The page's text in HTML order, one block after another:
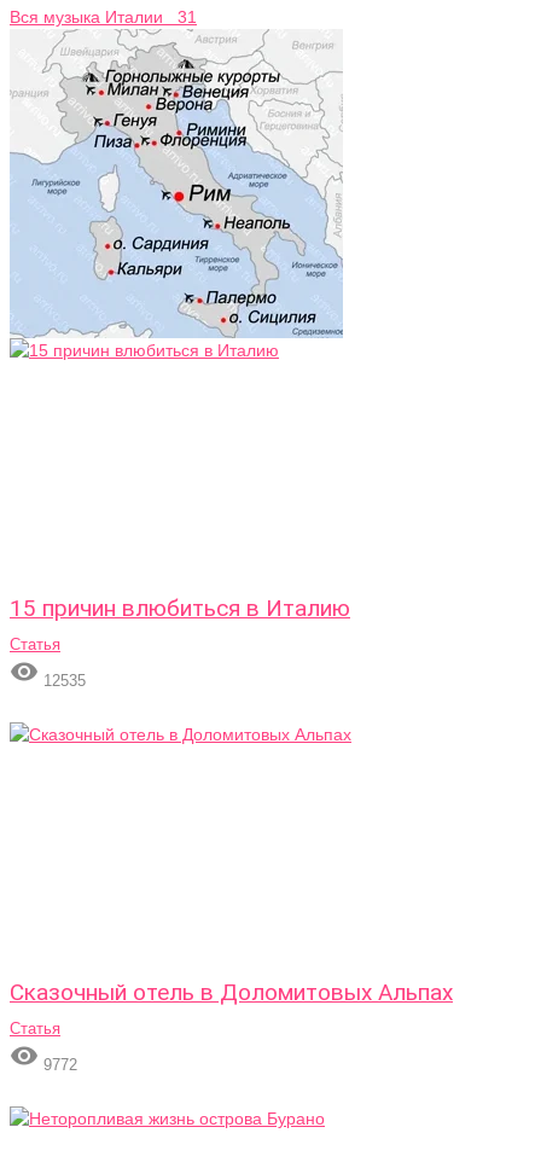
Вся музыка Италии 31
15 причин влюбиться в Италию
Статья
 12535
Сказочный отель в Доломитовых Альпах
Статья
 9772